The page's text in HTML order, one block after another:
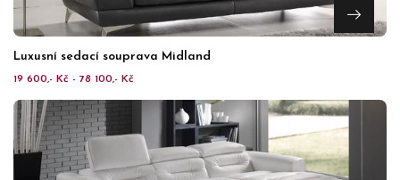
Luxusní sedací souprava Midland
19 600,- Kč - 78 100,- Kč